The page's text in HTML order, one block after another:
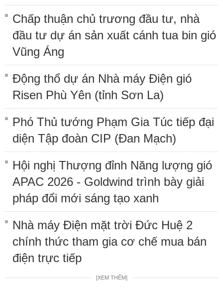
Chấp thuận chủ trương đầu tư, nhà
đầu tư dự án sản xuất cánh tua bin gió
Vũng Áng
Động thổ dự án Nhà máy Điện gió
Risen Phù Yên (tỉnh Sơn La)
Phó Thủ tướng Phạm Gia Túc tiếp đại
diện Tập đoàn CIP (Đan Mạch)
Hội nghị Thượng đỉnh Năng lượng gió
APAC 2026 - Goldwind trình bày giải
pháp đổi mới sáng tạo xanh
Nhà máy Điện mặt trời Đức Huệ 2
chính thức tham gia cơ chế mua bán
điện trực tiếp
[XEM THÊM]